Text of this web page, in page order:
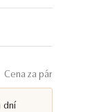
Cena za pár
dní